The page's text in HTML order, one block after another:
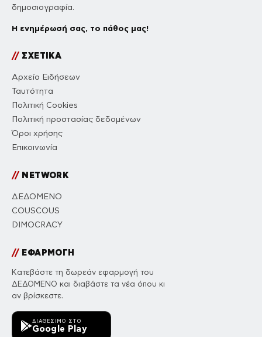
δημοσιογραφία.
Η ενημέρωσή σας, το πάθος μας!
//ΣΧΕΤΙΚΑ
Αρχείο Ειδήσεων
Ταυτότητα
Πολιτική Cookies
Πολιτική προστασίας δεδομένων
Όροι χρήσης
Επικοινωνία
//NETWORK
ΔΕΔΟΜΕΝΟ
COUSCOUS
DIMOCRACY
//ΕΦΑΡΜΟΓΗ
Κατεβάστε τη δωρεάν εφαρμογή του
ΔΕΔΟΜΕΝΟ και διαβάστε τα νέα όπου κι
αν βρίσκεστε.
ΔΙΑΘΈΣΙΜΟ ΣΤΟ
Google Play